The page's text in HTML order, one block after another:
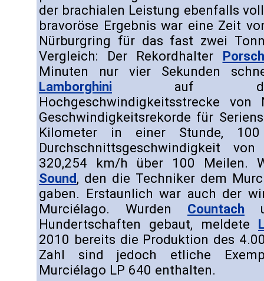
der brachialen Leistung ebenfalls
bravoröse Ergebnis war eine Zeit
Nürburgring für das fast zwei
Vergleich: Der Rekordhalter
Minuten nur vier Sekunden
Lamborghini auf der
Hochgeschwindigkeitsstrecke
Geschwindigkeitsrekorde für
Kilometer in einer Stunde,
Durchschnittsgeschwindigkeit
320,254 km/h über 100 Meilen.
Sound, den die Techniker dem
gaben. Erstaunlich war auch der
Murciélago. Wurden Countach
Hundertschaften gebaut, meldete
2010 bereits die Produktion des
Zahl sind jedoch etliche
Murciélago LP 640 enthalten.